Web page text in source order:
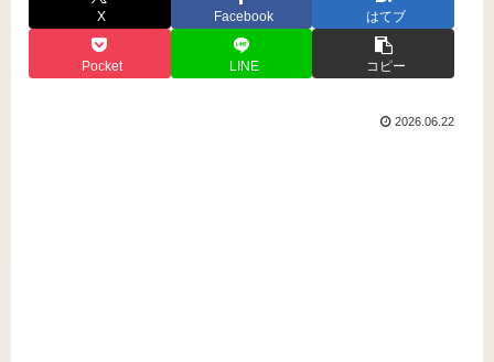
X Facebook はてブ
Pocket LINE コピー
2026.06.22